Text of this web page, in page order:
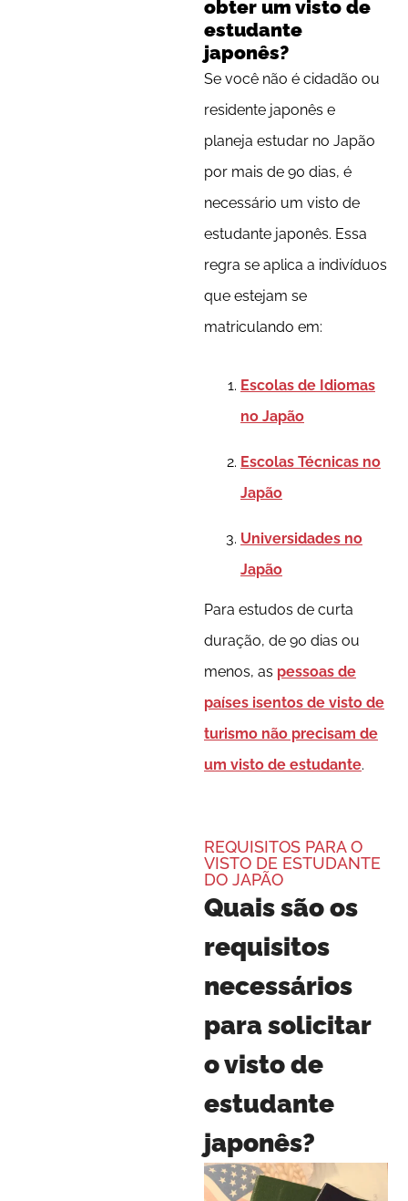
obter um visto de
estudante
japonês?
Se você não é cidadão ou
residente japonês e
planeja estudar no Japão
por mais de 90 dias, é
necessário um visto de
estudante japonês. Essa
regra se aplica a indivíduos
que estejam se
matriculando em:
Escolas de Idiomas
no Japão
Escolas Técnicas no
Japão
Universidades no
Japão
Para estudos de curta
duração, de 90 dias ou
menos, as pessoas de
países isentos de visto de
turismo não precisam de
um visto de estudante.
REQUISITOS PARA O
VISTO DE ESTUDANTE
DO JAPÃO
Quais são os
requisitos
necessários
para solicitar
o visto de
estudante
japonês?